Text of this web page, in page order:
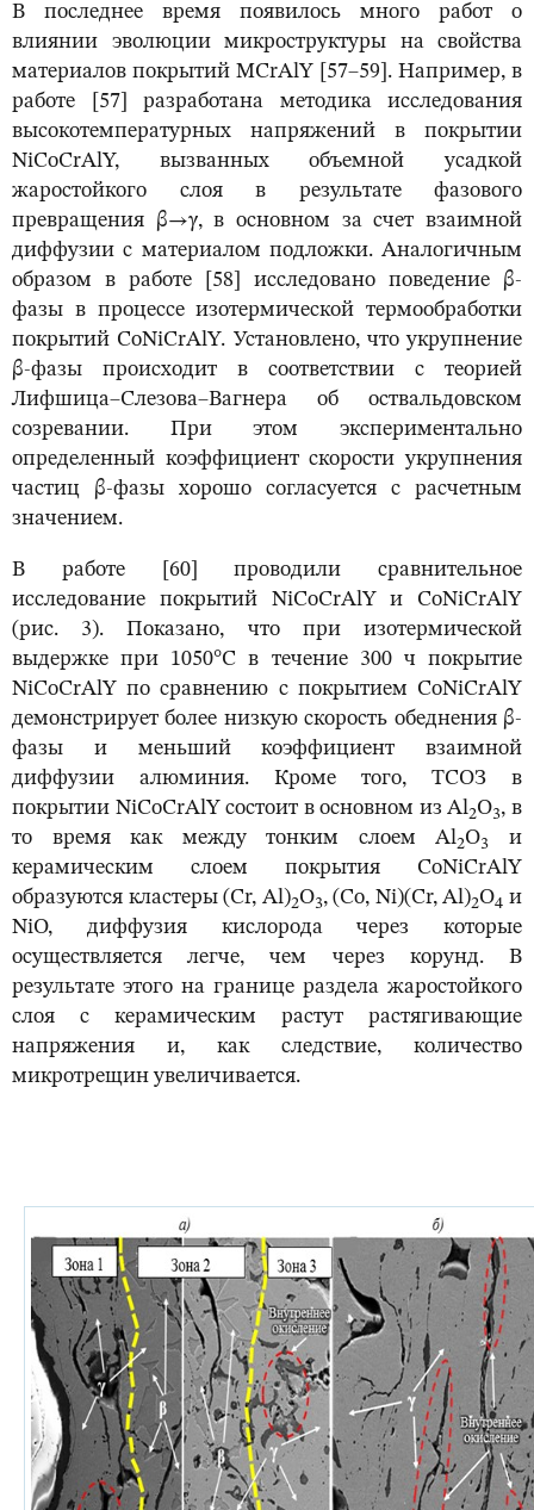
В последнее время появилось много работ о
влиянии эволюции микроструктуры на свойства
материалов покрытий MCrAlY [57–59]. Например, в
работе [57] разработана методика исследования
высокотемпературных напряжений в покрытии
NiCoCrAlY, вызванных объемной усадкой
жаростойкого слоя в результате фазового
превращения β→γ, в основном за счет взаимной
диффузии с материалом подложки. Аналогичным
образом в работе [58] исследовано поведение β-
фазы в процессе изотермической термообработки
покрытий CoNiCrAlY. Установлено, что укрупнение
β-фазы происходит в соответствии с теорией
Лифшица–Слезова–Вагнера об оствальдовском
созревании. При этом экспериментально
определенный коэффициент скорости укрупнения
частиц β-фазы хорошо согласуется с расчетным
значением.
В работе [60] проводили сравнительное
исследование покрытий NiCoCrAlY и CoNiCrAlY
(рис. 3). Показано, что при изотермической
выдержке при 1050°C в течение 300 ч покрытие
NiCoCrAlY по сравнению с покрытием CoNiCrAlY
демонстрирует более низкую скорость обеднения β-
фазы и меньший коэффициент взаимной
диффузии алюминия. Кроме того, ТСОЗ в
покрытии NiCoCrAlY состоит в основном из Al2O3, в
то время как между тонким слоем Al2O3
и
керамическим слоем покрытия CoNiCrAlY
образуются кластеры (Cr, Al)2O3, (Co, Ni)(Cr, Al)2O4 и
NiO, диффузия кислорода через которые
осуществляется легче, чем через корунд. В
результате этого на границе раздела жаростойкого
слоя с керамическим растут растягивающие
напряжения и, как следствие, количество
микротрещин увеличивается.